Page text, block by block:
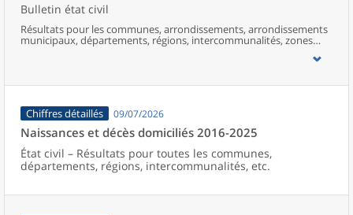
Bulletin état civil
Résultats pour les communes, arrondissements, arrondissements
municipaux, départements, régions, intercommunalités, zones
d’emploi, bassins de vie, unités urbaines et aires d’attraction des
Chiffres détaillés 09/07/2026
Naissances et décès domiciliés 2016-2025
État civil – Résultats pour toutes les communes,
départements, régions, intercommunalités, etc.